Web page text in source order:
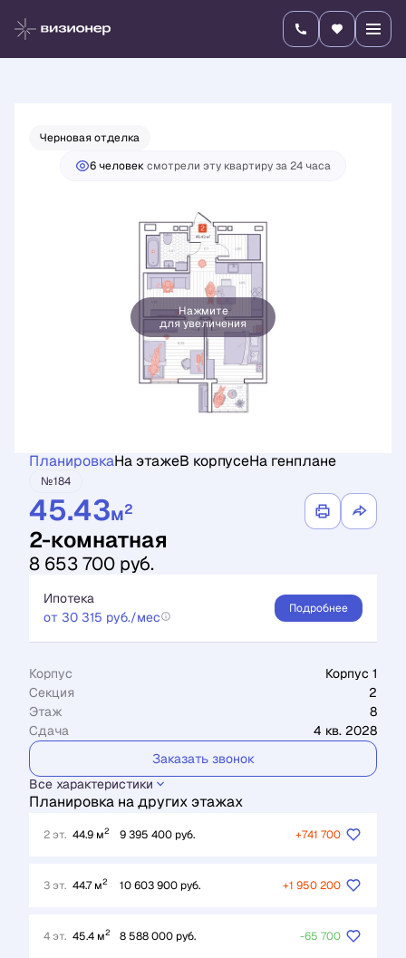
2-комнатная 8 653 700 руб.
Ипотека от 30 315 руб./мес.
Черновая отделка
6 человексмотрели эту квартиру за 24 часа
Нажмите
для увеличения
ПланировкаНа этажеВ корпусеНа генплане
№184
45.43м2
2-комнатная
8 653 700 руб.
Ипотека
от 30 315 руб./мес
Подробнее
Корпус
Корпус 1
Секция
2
Этаж
8
Сдача
4 кв. 2028
Заказать звонок
Все характеристики
Планировка на других этажах
2 эт. 44.9 м2 9 395 400 руб. +741 700
3 эт. 44.7 м2 10 603 900 руб. +1 950 200
4 эт. 45.4 м2 8 588 000 руб. -65 700